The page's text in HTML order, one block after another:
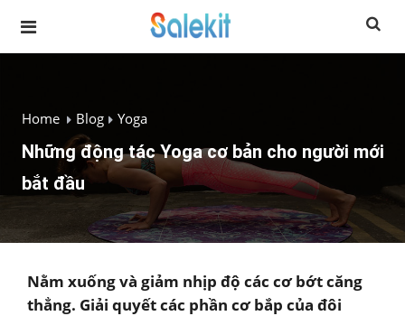
Home Blog Yoga
Những động tác Yoga cơ bản cho người mới
bắt đầu
Nằm xuống và giảm nhịp độ các cơ bớt căng
thẳng. Giải quyết các phần cơ bắp của đôi